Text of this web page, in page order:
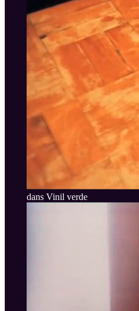
dans Vinil verde